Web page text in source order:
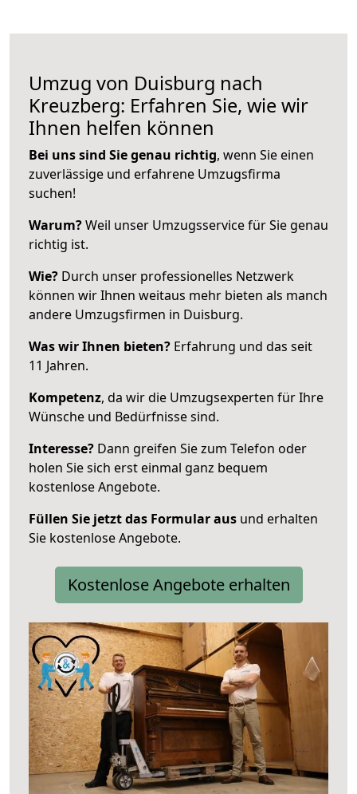
Umzug von Duisburg nach
Kreuzberg: Erfahren Sie, wie wir
Ihnen helfen können
Bei uns sind Sie genau richtig, wenn Sie einen
zuverlässige und erfahrene Umzugsfirma
suchen!
Warum?Weil unser Umzugsservice für Sie genau
richtig ist.
Wie? Durch unser professionelles Netzwerk
können wir Ihnen weitaus mehr bieten als manch
andere Umzugsfirmen in Duisburg.
Was wir Ihnen bieten? Erfahrung und das seit
11 Jahren.
Kompetenz, da wir die Umzugsexperten für Ihre
Wünsche und Bedürfnisse sind.
Interesse? Dann greifen Sie zum Telefon oder
holen Sie sich erst einmal ganz bequem
kostenlose Angebote.
Füllen Sie jetzt das Formular aus und erhalten
Sie kostenlose Angebote.
Kostenlose Angebote erhalten